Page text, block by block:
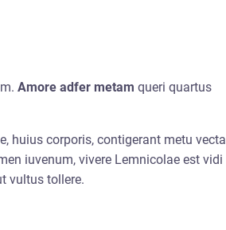
Amore adfer metam queri quartus
huius corporis, contigerant metu vecta
iuvenum, vivere Lemnicolae est vidi
vultus tollere.